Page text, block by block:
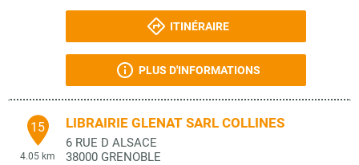
ITINÉRAIRE
PLUS D'INFORMATIONS
15
4.05 km
LIBRAIRIE GLENAT SARL COLLINES
6 RUE D ALSACE
38000 GRENOBLE